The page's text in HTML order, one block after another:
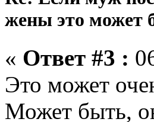
жены это может
« Ответ #3 :
Это может
Может быть,